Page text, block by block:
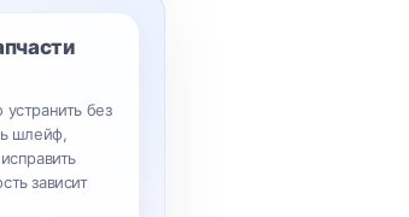
без
шлейф,
зависит